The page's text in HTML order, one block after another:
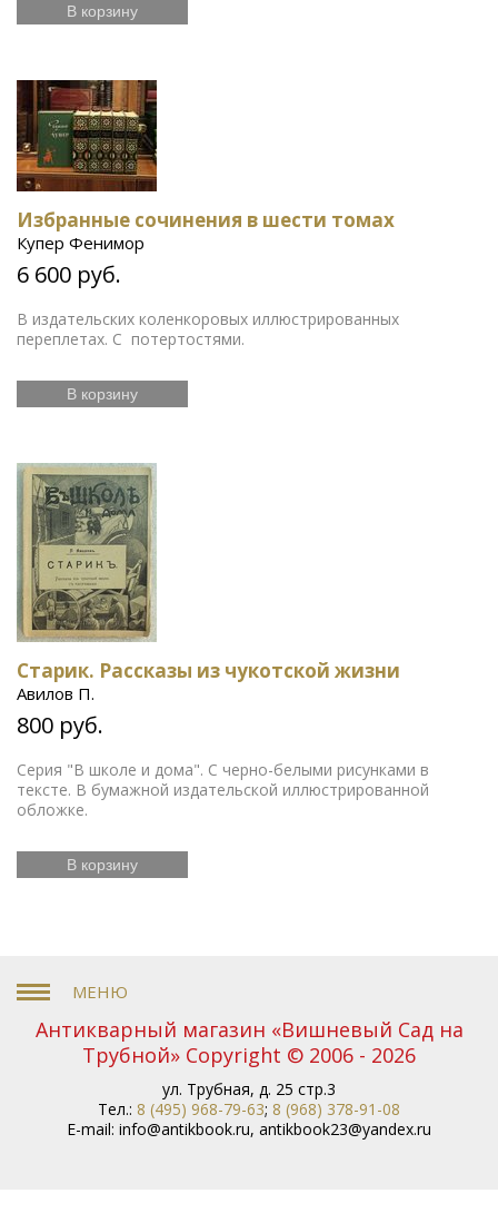
В корзину
Избранные сочинения в шести томах
Купер Фенимор
6 600 руб.
В издательских коленкоровых иллюстрированных
переплетах. С потертостями.
В корзину
Старик. Рассказы из чукотской жизни
Авилов П.
800 руб.
Серия "В школе и дома". С черно-белыми рисунками в
тексте. В бумажной издательской иллюстрированной
обложке.
В корзину
Антикварный магазин «Вишневый Сад на
Трубной» Copyright © 2006 - 2026
ул. Трубная, д. 25 стр.3
Тел.: 8 (495) 968-79-63; 8 (968) 378-91-08
E-mail: info@antikbook.ru, antikbook23@yandex.ru